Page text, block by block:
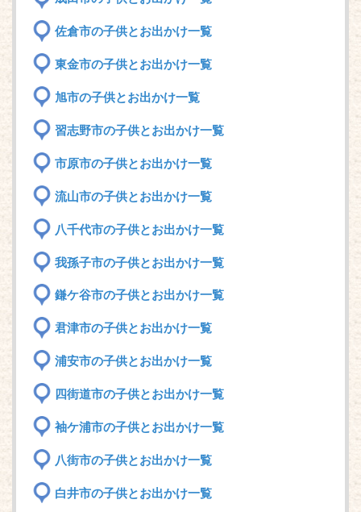
佐倉市の子供とお出かけ一覧
東金市の子供とお出かけ一覧
旭市の子供とお出かけ一覧
習志野市の子供とお出かけ一覧
市原市の子供とお出かけ一覧
流山市の子供とお出かけ一覧
八千代市の子供とお出かけ一覧
我孫子市の子供とお出かけ一覧
鎌ケ谷市の子供とお出かけ一覧
君津市の子供とお出かけ一覧
浦安市の子供とお出かけ一覧
四街道市の子供とお出かけ一覧
袖ケ浦市の子供とお出かけ一覧
八街市の子供とお出かけ一覧
白井市の子供とお出かけ一覧